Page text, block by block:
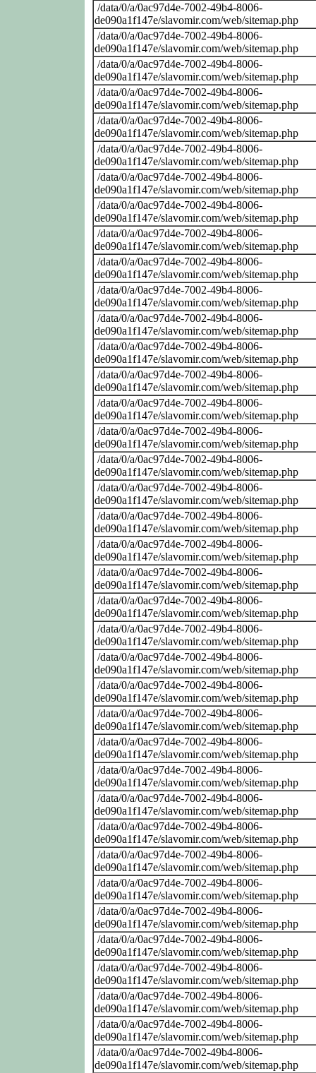
/data/0/a/0ac97d4e-7002-49b4-8006-
de090a1f147e/slavomir.com/web/sitemap.php
/data/0/a/0ac97d4e-7002-49b4-8006-
de090a1f147e/slavomir.com/web/sitemap.php
/data/0/a/0ac97d4e-7002-49b4-8006-
de090a1f147e/slavomir.com/web/sitemap.php
/data/0/a/0ac97d4e-7002-49b4-8006-
de090a1f147e/slavomir.com/web/sitemap.php
/data/0/a/0ac97d4e-7002-49b4-8006-
de090a1f147e/slavomir.com/web/sitemap.php
/data/0/a/0ac97d4e-7002-49b4-8006-
de090a1f147e/slavomir.com/web/sitemap.php
/data/0/a/0ac97d4e-7002-49b4-8006-
de090a1f147e/slavomir.com/web/sitemap.php
/data/0/a/0ac97d4e-7002-49b4-8006-
de090a1f147e/slavomir.com/web/sitemap.php
/data/0/a/0ac97d4e-7002-49b4-8006-
de090a1f147e/slavomir.com/web/sitemap.php
/data/0/a/0ac97d4e-7002-49b4-8006-
de090a1f147e/slavomir.com/web/sitemap.php
/data/0/a/0ac97d4e-7002-49b4-8006-
de090a1f147e/slavomir.com/web/sitemap.php
/data/0/a/0ac97d4e-7002-49b4-8006-
de090a1f147e/slavomir.com/web/sitemap.php
/data/0/a/0ac97d4e-7002-49b4-8006-
de090a1f147e/slavomir.com/web/sitemap.php
/data/0/a/0ac97d4e-7002-49b4-8006-
de090a1f147e/slavomir.com/web/sitemap.php
/data/0/a/0ac97d4e-7002-49b4-8006-
de090a1f147e/slavomir.com/web/sitemap.php
/data/0/a/0ac97d4e-7002-49b4-8006-
de090a1f147e/slavomir.com/web/sitemap.php
/data/0/a/0ac97d4e-7002-49b4-8006-
de090a1f147e/slavomir.com/web/sitemap.php
/data/0/a/0ac97d4e-7002-49b4-8006-
de090a1f147e/slavomir.com/web/sitemap.php
/data/0/a/0ac97d4e-7002-49b4-8006-
de090a1f147e/slavomir.com/web/sitemap.php
/data/0/a/0ac97d4e-7002-49b4-8006-
de090a1f147e/slavomir.com/web/sitemap.php
/data/0/a/0ac97d4e-7002-49b4-8006-
de090a1f147e/slavomir.com/web/sitemap.php
/data/0/a/0ac97d4e-7002-49b4-8006-
de090a1f147e/slavomir.com/web/sitemap.php
/data/0/a/0ac97d4e-7002-49b4-8006-
de090a1f147e/slavomir.com/web/sitemap.php
/data/0/a/0ac97d4e-7002-49b4-8006-
de090a1f147e/slavomir.com/web/sitemap.php
/data/0/a/0ac97d4e-7002-49b4-8006-
de090a1f147e/slavomir.com/web/sitemap.php
/data/0/a/0ac97d4e-7002-49b4-8006-
de090a1f147e/slavomir.com/web/sitemap.php
/data/0/a/0ac97d4e-7002-49b4-8006-
de090a1f147e/slavomir.com/web/sitemap.php
/data/0/a/0ac97d4e-7002-49b4-8006-
de090a1f147e/slavomir.com/web/sitemap.php
/data/0/a/0ac97d4e-7002-49b4-8006-
de090a1f147e/slavomir.com/web/sitemap.php
/data/0/a/0ac97d4e-7002-49b4-8006-
de090a1f147e/slavomir.com/web/sitemap.php
/data/0/a/0ac97d4e-7002-49b4-8006-
de090a1f147e/slavomir.com/web/sitemap.php
/data/0/a/0ac97d4e-7002-49b4-8006-
de090a1f147e/slavomir.com/web/sitemap.php
/data/0/a/0ac97d4e-7002-49b4-8006-
de090a1f147e/slavomir.com/web/sitemap.php
/data/0/a/0ac97d4e-7002-49b4-8006-
de090a1f147e/slavomir.com/web/sitemap.php
/data/0/a/0ac97d4e-7002-49b4-8006-
de090a1f147e/slavomir.com/web/sitemap.php
/data/0/a/0ac97d4e-7002-49b4-8006-
de090a1f147e/slavomir.com/web/sitemap.php
/data/0/a/0ac97d4e-7002-49b4-8006-
de090a1f147e/slavomir.com/web/sitemap.php
/data/0/a/0ac97d4e-7002-49b4-8006-
de090a1f147e/slavomir.com/web/sitemap.php